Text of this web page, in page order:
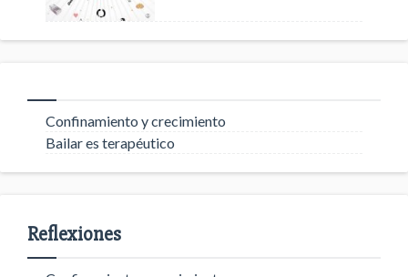
Confinamiento y crecimiento
Bailar es terapéutico
Reflexiones